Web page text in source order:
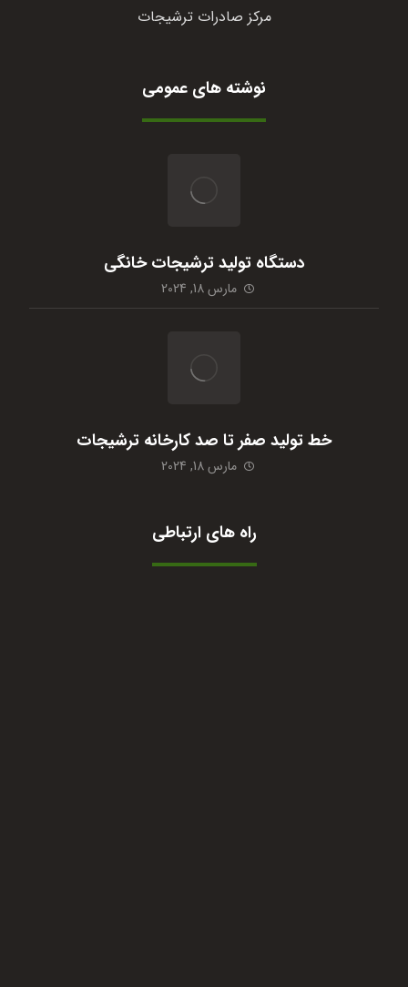
مرکز صادرات ترشیجات
نوشته های عمومی
دستگاه تولید ترشیجات خانگی
مارس 18, 2024
خط تولید صفر تا صد کارخانه ترشیجات
مارس 18, 2024
راه های ارتباطی